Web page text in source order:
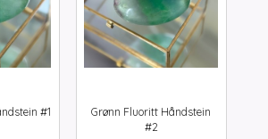
#1
Grønn Fluoritt Håndstein
#2